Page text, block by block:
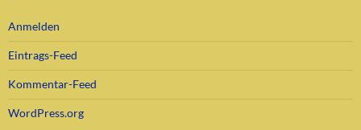
Anmelden
Eintrags-Feed
Kommentar-Feed
WordPress.org